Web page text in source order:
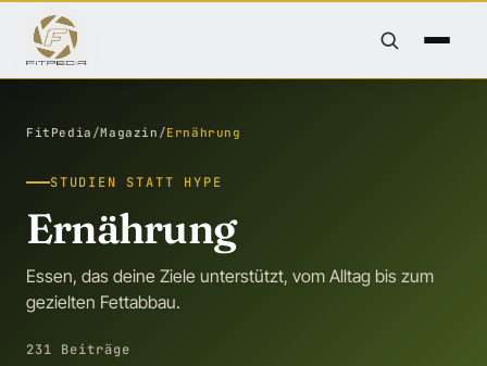
FitPedia /Magazin /Ernährung
STUDIEN STATT HYPE
Ernährung
Essen, das deine Ziele unterstützt, vom Alltag bis zum
gezielten Fettabbau.
231 Beiträge